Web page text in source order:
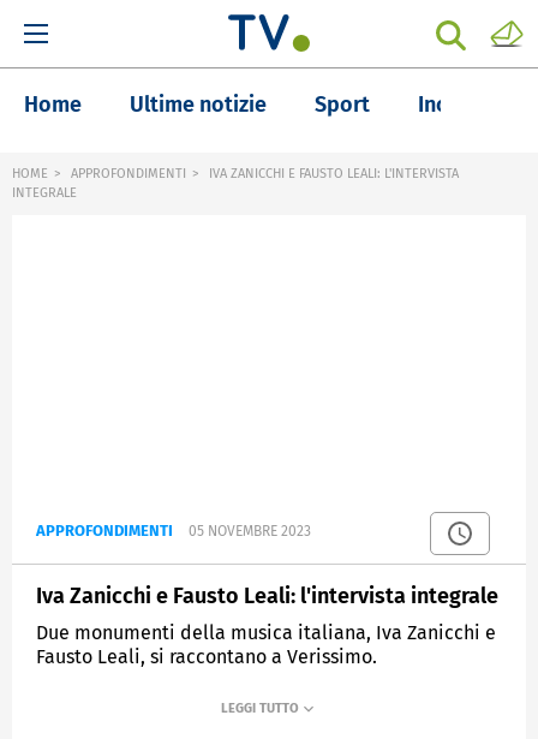
Home Ultime notizie Sport Inchieste
HOME APPROFONDIMENTI
IVA ZANICCHI E FAUSTO LEALI: L'INTERVISTA
INTEGRALE
APPROFONDIMENTI 05 NOVEMBRE 2023
Iva Zanicchi e Fausto Leali: l'intervista integrale
Due monumenti della musica italiana, Iva Zanicchi e
Fausto Leali, si raccontano a Verissimo.
VERISSIMO